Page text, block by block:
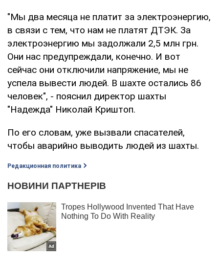
"Мы два месяца не платит за электроэнергию,
в связи с тем, что нам не платят ДТЭК. За
электроэнергию мы задолжали 2,5 млн грн.
Они нас предупреждали, конечно. И вот
сейчас они отключили напряжение, мы не
успела вывести людей. В шахте остались 86
человек", - пояснил директор шахты
"Надежда" Николай Криштоп.
По его словам, уже вызвали спасателей,
чтобы аварийно выводить людей из шахты.
Редакционная политика